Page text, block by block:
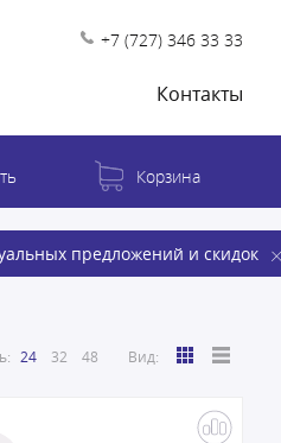
+7 (727) 346 33 33
Контакты
предложений и скидок
Корзина
24 32 48 Вид: